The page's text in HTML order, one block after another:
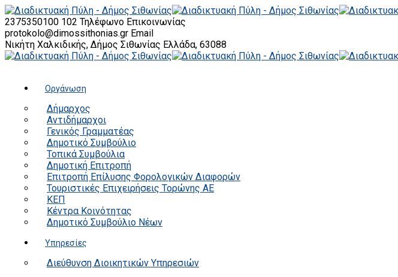
2375350100 102 Τηλέφωνο Επικοινωνίας
protokolo@dimossithonias.gr Email
Νικήτη Χαλκιδικής, Δήμος Σιθωνίας Ελλάδα, 63088
Οργάνωση
Δήμαρχος
Αντιδήμαρχοι
Γενικός Γραμματέας
Δημοτικό Συμβούλιο
Τοπικά Συμβούλια
Δημοτική Επιτροπή
Επιτροπή Επίλυσης Φορολογικών Διαφορών
Τουριστικές Επιχειρήσεις Τορώνης ΑΕ
ΚΕΠ
Κέντρα Κοινότητας
Δημοτικό Συμβούλιο Νέων
Υπηρεσίες
Διεύθυνση Διοικητικών Υπηρεσιών